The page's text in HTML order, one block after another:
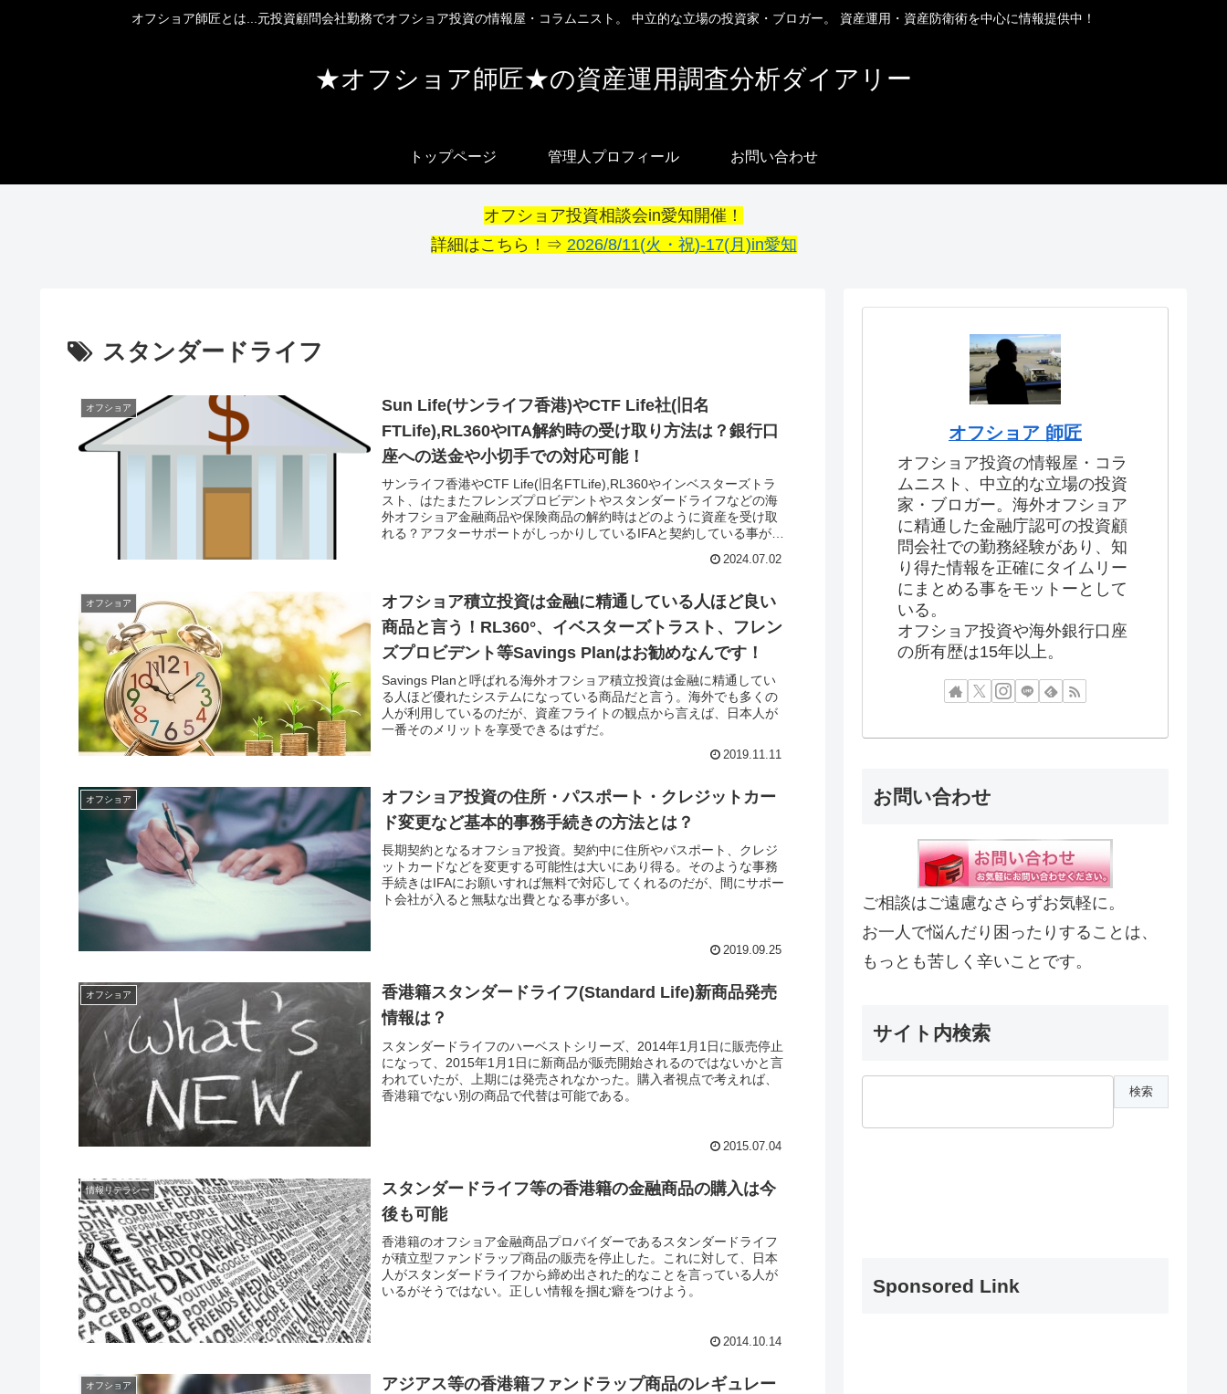
オフショア師匠とは...元投資顧問会社勤務でオフショア投資の情報屋・コラムニスト。 中立的な立場の投資家・ブロガー。 資産運用・資産防衛術を中心に情報提供中！
★オフショア師匠★の資産運用調査分析ダイアリー
トップページ 管理人プロフィール お問い合わせ
オフショア投資相談会in愛知開催！
詳細はこちら！⇒ 2026/8/11(火・祝)-17(月)in愛知
スタンダードライフ
オフショア
Sun Life(サンライフ香港)やCTF Life社(旧名
FTLife),RL360やITA解約時の受け取り方法は？銀行口
座への送金や小切手での対応可能！
サンライフ香港やCTF Life(旧名FTLife),RL360やインベスターズトラ
スト、はたまたフレンズプロビデントやスタンダードライフなどの海
外オフショア金融商品や保険商品の解約時はどのように資産を受け取
れる？アフターサポートがしっかりしているIFAと契約している事が重
2024.07.02
オフショア
オフショア積立投資は金融に精通している人ほど良い
商品と言う！RL360°、イベスターズトラスト、フレン
ズプロビデント等Savings Planはお勧めなんです！
Savings Planと呼ばれる海外オフショア積立投資は金融に精通してい
る人ほど優れたシステムになっている商品だと言う。海外でも多くの
人が利用しているのだが、資産フライトの観点から言えば、日本人が
一番そのメリットを享受できるはずだ。
2019.11.11
オフショア
オフショア投資の住所・パスポート・クレジットカー
ド変更など基本的事務手続きの方法とは？
長期契約となるオフショア投資。契約中に住所やパスポート、クレジ
ットカードなどを変更する可能性は大いにあり得る。そのような事務
手続きはIFAにお願いすれば無料で対応してくれるのだが、間にサポー
ト会社が入ると無駄な出費となる事が多い。
2019.09.25
オフショア
香港籍スタンダードライフ(Standard Life)新商品発売
情報は？
スタンダードライフのハーベストシリーズ、2014年1月1日に販売停止
になって、2015年1月1日に新商品が販売開始されるのではないかと言
われていたが、上期には発売されなかった。購入者視点で考えれば、
香港籍でない別の商品で代替は可能である。
2015.07.04
情報リテラシー
スタンダードライフ等の香港籍の金融商品の購入は今
後も可能
香港籍のオフショア金融商品プロバイダーであるスタンダードライフ
が積立型ファンドラップ商品の販売を停止した。これに対して、日本
人がスタンダードライフから締め出された的なことを言っている人が
いるがそうではない。正しい情報を掴む癖をつけよう。
2014.10.14
オフショア
アジアス等の香港籍ファンドラップ商品のレギュレー
オフショア 師匠
オフショア投資の情報屋・コラ
ムニスト、中立的な立場の投資
家・ブロガー。海外オフショア
に精通した金融庁認可の投資顧
問会社での勤務経験があり、知
り得た情報を正確にタイムリー
にまとめる事をモットーとして
いる。
オフショア投資や海外銀行口座
の所有歴は15年以上。
お問い合わせ
ご相談はご遠慮なさらずお気軽に。
お一人で悩んだり困ったりすることは、
もっとも苦しく辛いことです。
サイト内検索
Sponsored Link